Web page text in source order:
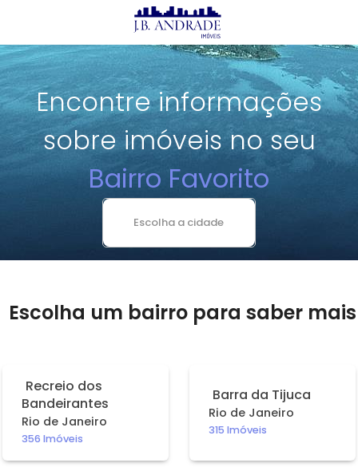
Comprar
Alugar
Lançamentos
J.B Andrade
Lançamentos
Avalie seu Imóvel
Venda seu Imóvel
Administração de condomínios
Quem Somos
Encontre informações
sobre imóveis no seu
Bairro Favorito
Escolha um bairro para saber mais
Recreio dos
Bandeirantes
Rio de Janeiro
356 Imóveis
Barra da Tijuca
Rio de Janeiro
315 Imóveis